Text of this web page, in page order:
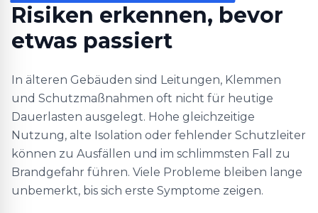
Risiken erkennen, bevor
etwas passiert
In älteren Gebäuden sind Leitungen, Klemmen
und Schutzmaßnahmen oft nicht für heutige
Dauerlasten ausgelegt. Hohe gleichzeitige
Nutzung, alte Isolation oder fehlender Schutzleiter
können zu Ausfällen und im schlimmsten Fall zu
Brandgefahr führen. Viele Probleme bleiben lange
unbemerkt, bis sich erste Symptome zeigen.